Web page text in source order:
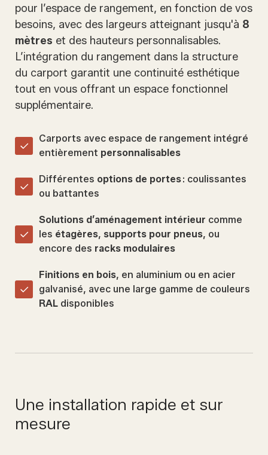
Carports avec espace de rangement intégré
entièrement personnalisables
Différentes options de portes: coulissantes
ou battantes
Solutions d’aménagement intérieur comme
les étagères, supports pour pneus, ou
encore des racks modulaires
Finitions en bois, en aluminium ou en acier
galvanisé, avec une large gamme de couleurs
RAL disponibles
pour l’espace de rangement, en fonction de vos
besoins, avec des largeurs atteignant jusqu'à 8
mètres et des hauteurs personnalisables.
L’intégration du rangement dans la structure
du carport garantit une continuité esthétique
tout en vous offrant un espace fonctionnel
supplémentaire.
Une installation rapide et sur
mesure